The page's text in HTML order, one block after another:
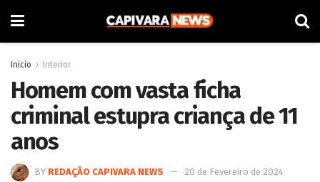
Inicio Interior
Homem com vasta ficha
criminal estupra criança de 11
anos
BY REDAÇÃO CAPIVARA NEWS 20 de Fevereiro de 2024